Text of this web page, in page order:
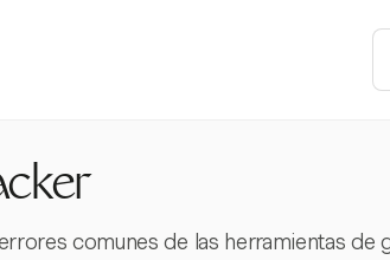
comunes de las herramientas de